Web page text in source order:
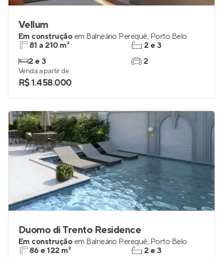
Vellum
Em construção em Balneário Perequê, Porto Belo
81 a 210 m²
2 e 3
2 e 3
2
Venda a partir de
R$ 1.458.000
Duomo di Trento Residence
Em construção em Balneário Perequê, Porto Belo
86 e 122 m²
2 e 3